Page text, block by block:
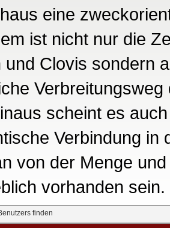
eine
ist nicht nur die
und Clovis sondern
scheint es
Verbindung in
von der Menge
vorhanden sein.